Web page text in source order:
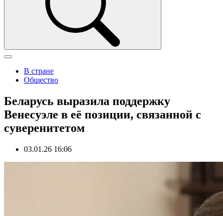
В стране
Общество
Беларусь выразила поддержку
Венесуэле в её позиции, связанной с
суверенитетом
03.01.26 16:06